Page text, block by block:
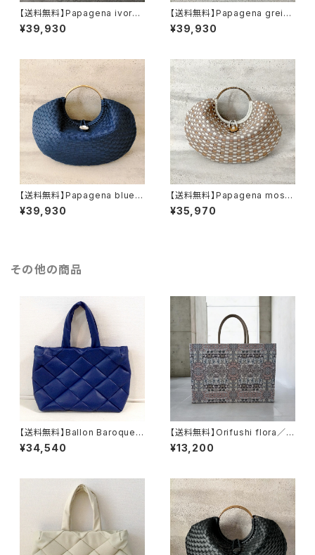
【送料無料】Papagena ivory
／手編みの本革ハンドバッグ
¥39,930
【送料無料】Papagena greig
e／手編みの本革ハンドバッグ
¥39,930
【送料無料】Papagena blue／
手編みの本革ハンドバッグ
¥39,930
【送料無料】Papagena mosai
c no.102／手編みの本革ハン
ドバッグ
¥35,970
その他の商品
【送料無料】Ballon Baroque b
lue／パッチワーク仕立ての本
革トートバッグ
¥34,540
【送料無料】Orifushi flora／リ
バティプリントのA4トートバッグ
¥13,200